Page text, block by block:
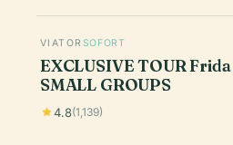
VIATOR SOFORT
EXCLUSIVE TOUR
SMALL GROUPS
4.8(1,139)